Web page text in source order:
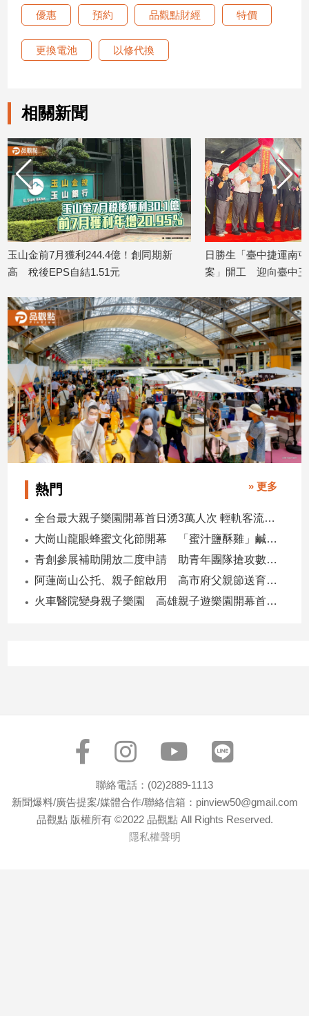
技/
遊
運
物
Pet
影
音
專
區
合
媒
體
投
稿
專
區
【我
的
觀
點】
優惠 預約 品觀點財經 特價
更換電池 以修代換
相關新聞
創同期新
日勝生「臺中捷運南屯站(G11)土地開發
案」開工 迎向臺中三軌時代
金研
TISA
熱門 » 更多
全台最大親子樂園開幕首日湧3萬人次 輕軌客流增20倍
大崗山龍眼蜂蜜文化節開幕 「蜜汁鹽酥雞」鹹甜跨界搶話題
青創參展補助開放二度申請 助青年團隊搶攻數位轉型商機
阿蓮崗山公托、親子館啟用 高市府父親節送育兒暖禮
火車醫院變身親子樂園 高雄親子遊樂園開幕首日爆棚
聯絡電話：(02)2889-1113
新聞爆料/廣告提案/媒體合作/聯絡信箱：pinview50@gmail.com
品觀點 版權所有 ©2022 品觀點 All Rights Reserved.
隱私權聲明